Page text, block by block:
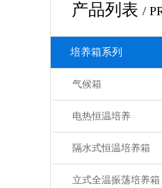
产品列表 /
培养箱系列
气候箱
电热恒温培养
隔水式恒温培养箱
立式全温振荡培养箱